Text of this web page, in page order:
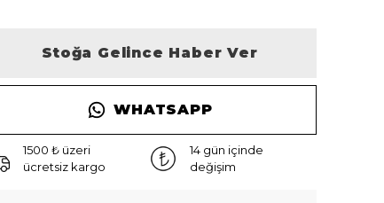
Stoğa Gelince Haber Ver
WHATSAPP
1500 ₺ üzeri
ücretsiz kargo
14 gün içinde
değişim